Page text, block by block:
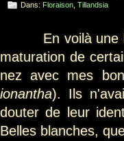
Dans: Floraison Tillandsia
En voilà une
maturation de
nez avec mes
ionantha). Ils
douter de leur
Belles blanches,